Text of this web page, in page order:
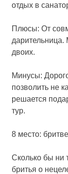
отдых в
Плюсы: От
дарительница.
двоих.
Минусы:
позволить не
решается
тур.
8 место:
Сколько бы ни
бритья о